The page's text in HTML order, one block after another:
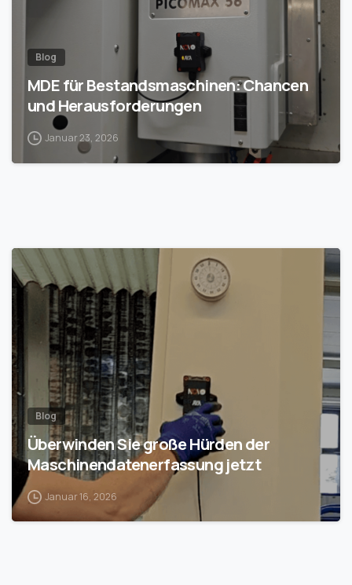
Blog
MDE für Bestandsmaschinen: Chancen
und Herausforderungen
Januar 23, 2026
Blog
Überwinden Sie große Hürden der
Maschinendatenerfassung jetzt
Januar 16, 2026